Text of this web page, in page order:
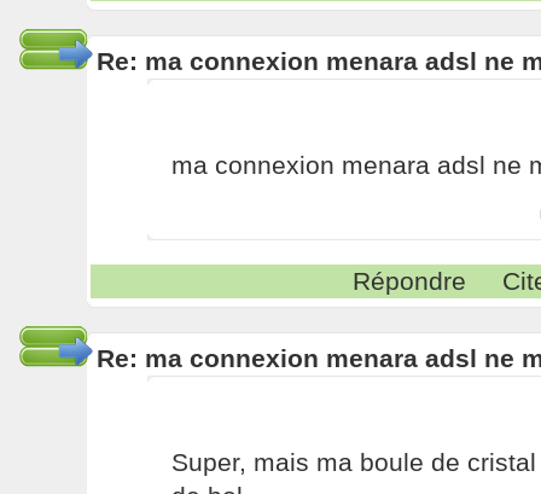
Re: ma connexion menara adsl ne
ma connexion menara adsl ne
Répondre
Re: ma connexion menara adsl ne
Super, mais ma boule de